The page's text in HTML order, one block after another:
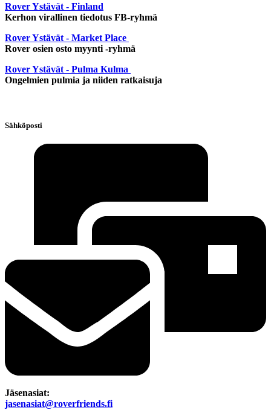
Rover Ystävät - Finland
Kerhon virallinen tiedotus FB-ryhmä
Rover Ystävät - Market Place
Rover osien osto myynti -ryhmä
Rover Ystävät - Pulma Kulma
Ongelmien pulmia ja niiden ratkaisuja
Sähköposti
Jäsenasiat:
jasenasiat@roverfriends.fi